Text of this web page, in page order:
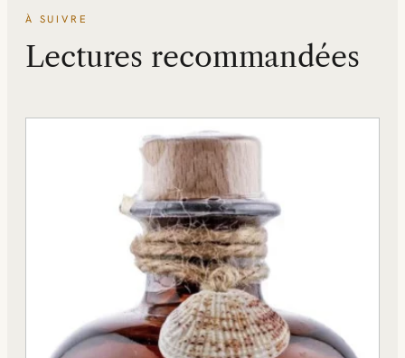
À SUIVRE
Lectures recommandées